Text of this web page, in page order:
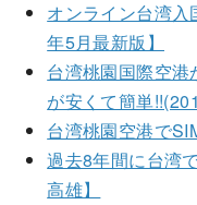
オンライン台湾
年5月最新版】
台湾桃園国際空港
が安くて簡単
台湾桃園空港で
過去8年間に台湾
高雄】